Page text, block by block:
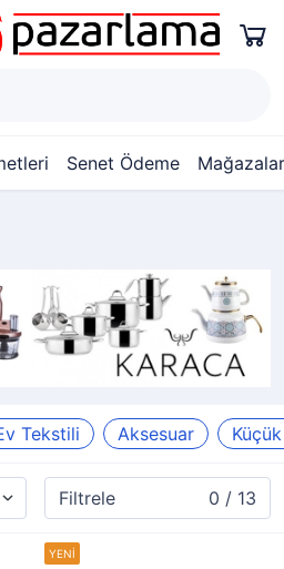
Senet Ödeme
Tekstili Aksesuar
Filtrele 0 / 13